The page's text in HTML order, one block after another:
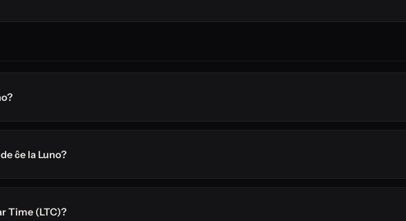
ĉe la Luno?
Time (LTC)?